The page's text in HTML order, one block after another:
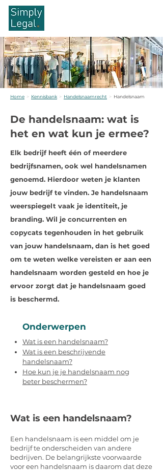
Home > Kennisbank > Handelsnaamrecht > Handelsnaam
De handelsnaam: wat is
het en wat kun je ermee?
Elk bedrijf heeft één of meerdere
bedrijfsnamen, ook wel handelsnamen
genoemd. Hierdoor weten je klanten
jouw bedrijf te vinden. Je handelsnaam
weerspiegelt vaak je identiteit, je
branding. Wil je concurrenten en
copycats tegenhouden in het gebruik
van jouw handelsnaam, dan is het goed
om te weten welke vereisten er aan een
handelsnaam worden gesteld en hoe je
ervoor zorgt dat je handelsnaam goed
is beschermd.
Onderwerpen
Wat is een handelsnaam?
Wat is een beschrijvende
handelsnaam?
Hoe kun je je handelsnaam nog
beter beschermen?
Wat is een handelsnaam?
Een handelsnaam is een middel om je
bedrijf te onderscheiden van andere
bedrijven. De belangrijkste voorwaarde
voor een handelsnaam is daarom dat deze